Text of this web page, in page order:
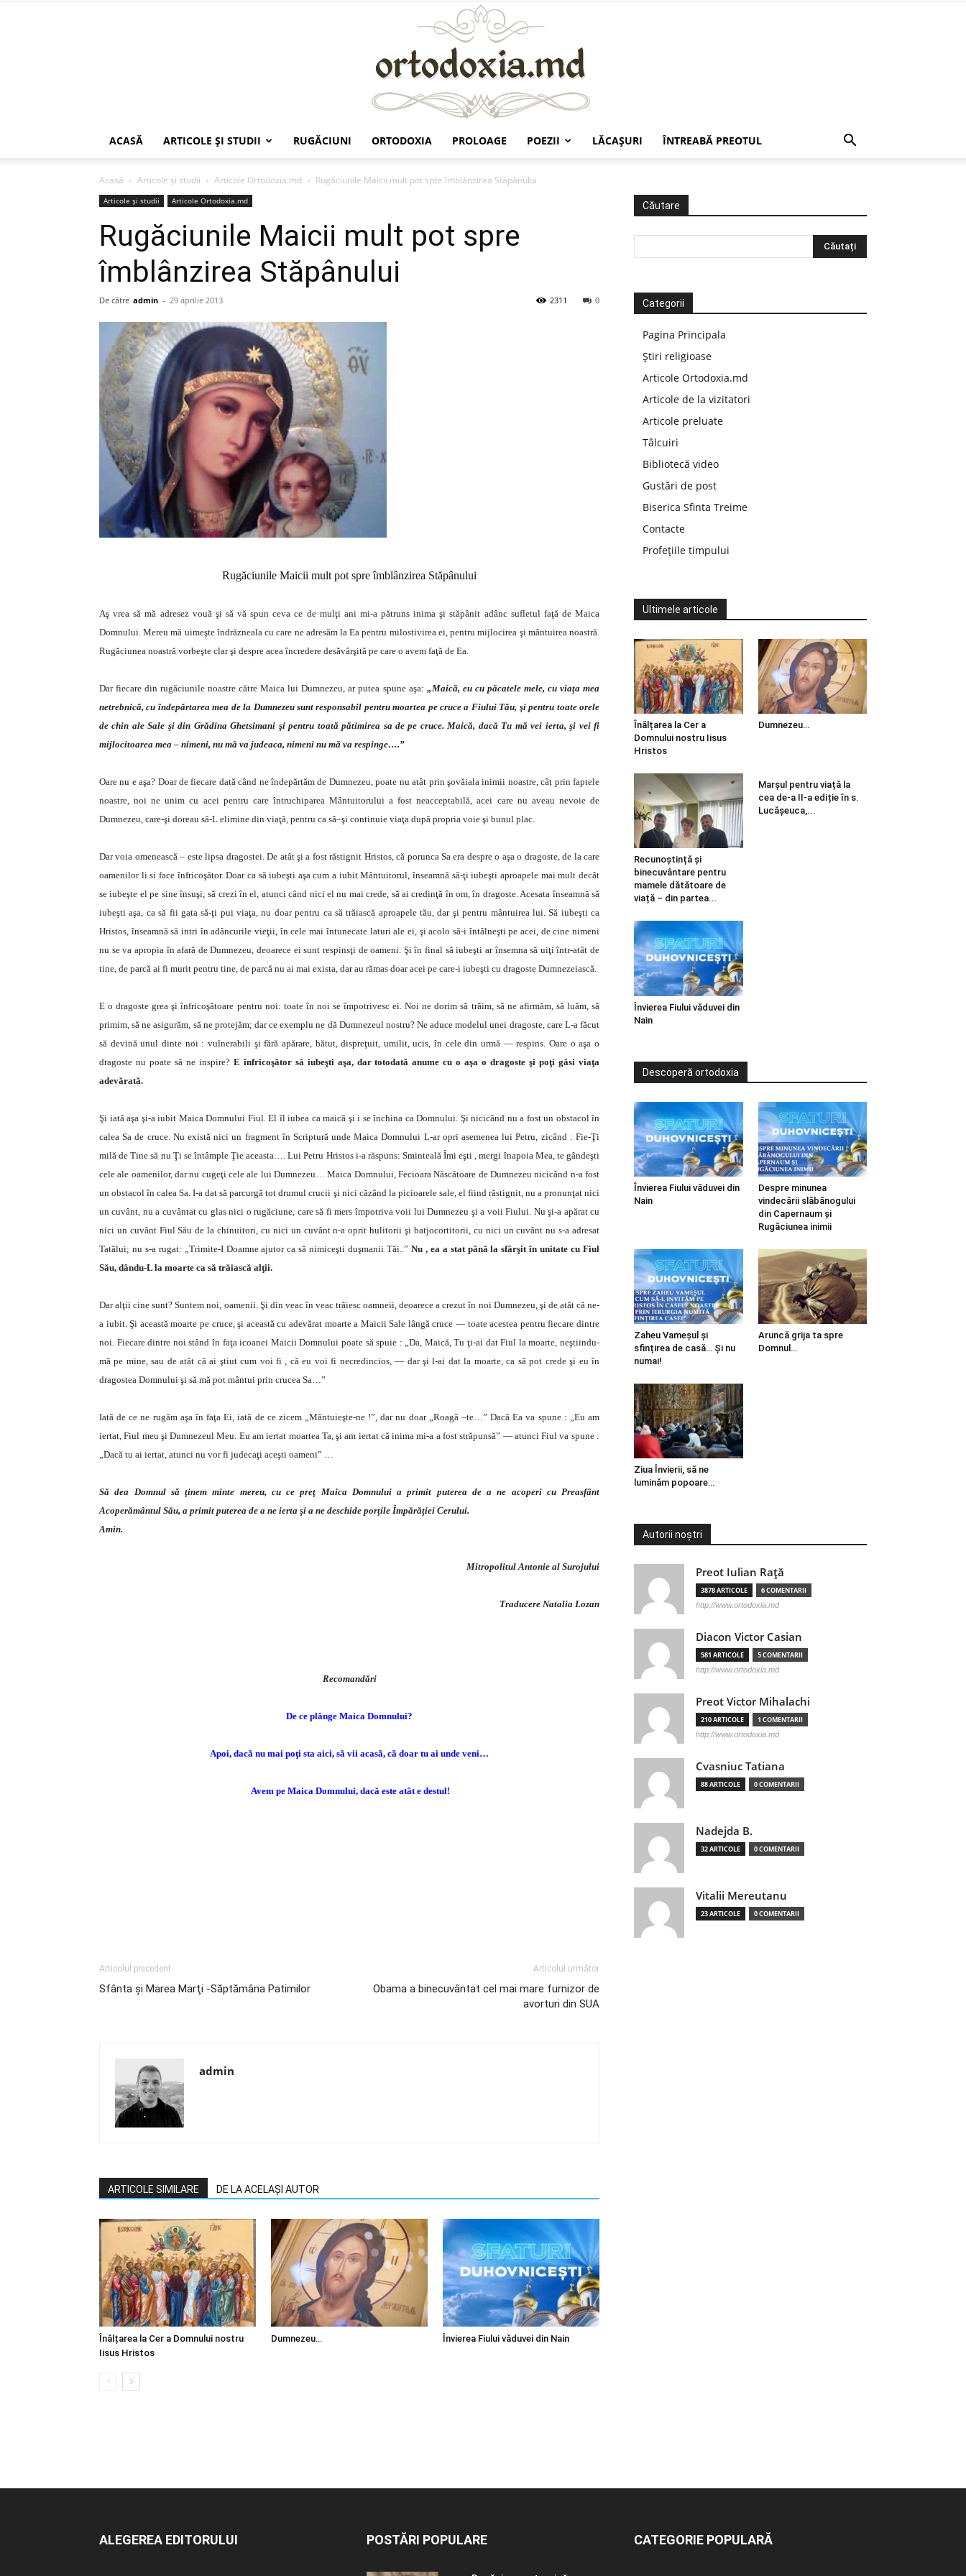
ACASĂ ARTICOLE ŞI STUDII RUGĂCIUNI ORTODOXIA PROLOAGE POEZII LĂCAŞURI ÎNTREABĂ PREOTUL
Acasă Articole şi studii Articole Ortodoxia.md Rugăciunile Maicii mult pot spre îmblânzirea Stăpânului
Articole şi studii Articole Ortodoxia.md
Rugăciunile Maicii mult pot spre
îmblânzirea Stăpânului
De către admin - 29 aprilie 2013 0
2311
Rugăciunile Maicii mult pot spre îmblânzirea Stăpânului
Aş vrea să mă adresez vouă şi să vă spun ceva ce de mulţi ani mi-a pătruns inima şi stăpânit adânc sufletul faţă de Maica
Domnului. Mereu mă uimeşte îndrăzneala cu care ne adresăm la Ea pentru milostivirea ei, pentru mijlocirea şi mântuirea noastră.
Rugăciunea noastră vorbeşte clar şi despre acea încredere desăvârşită pe care o avem faţă de Ea.
Dar fiecare din rugăciunile noastre către Maica lui Dumnezeu, ar putea spune aşa: „Maică, eu cu păcatele mele, cu viaţa mea
netrebnică, cu îndepărtarea mea de la Dumnezeu sunt responsabil pentru moartea pe cruce a Fiului Tău, şi pentru toate orele
de chin ale Sale şi din Grădina Ghetsimani şi pentru toată pătimirea sa de pe cruce. Maică, dacă Tu mă vei ierta, şi vei fi
mijlocitoarea mea – nimeni, nu mă va judeaca, nimeni nu mă va respinge….”
Oare nu e aşa? Doar de fiecare dată când ne îndepărtăm de Dumnezeu, poate nu atât prin şovăiala inimii noastre, cât prin faptele
noastre, noi ne unim cu acei pentru care întruchiparea Mântuitorului a fost neacceptabilă, acei care nu aveau nevoie de
Dumnezeu, care-şi doreau să-L elimine din viaţă, pentru ca să–şi continuie viaţa după propria voie şi bunul plac.
Dar voia omenească – este lipsa dragostei. De atât şi a fost răstignit Hristos, că porunca Sa era despre o aşa o dragoste, de la care
oamenilor li si face înfricoşător. Doar ca să iubeşti aşa cum a iubit Mântuitorul, înseamnă să-ţi iubeşti aproapele mai mult decât
se iubeşte el pe sine însuşi; să crezi în el, atunci când nici el nu mai crede, să ai credinţă în om, în dragoste. Acesata înseamnă să
iubeşti aşa, ca să fii gata să-ţi pui viaţa, nu doar pentru ca să trăiască aproapele tău, dar şi pentru mântuirea lui. Să iubeşti ca
Hristos, înseamnă să intri în adâncurile vieţii, în cele mai întunecate laturi ale ei, şi acolo să-i întâlneşti pe acei, de cine nimeni
nu se va apropia în afară de Dumnezeu, deoarece ei sunt respinsţi de oameni. Şi în final să iubeşti ar însemna să uiţi într-atât de
tine, de parcă ai fi murit pentru tine, de parcă nu ai mai exista, dar au rămas doar acei pe care-i iubeşti cu dragoste Dumnezeiască.
E o dragoste grea şi înfricoşătoare pentru noi: toate în noi se împotrivesc ei. Noi ne dorim să trăim, să ne afirmăm, să luăm, să
primim, să ne asigurăm, să ne protejăm; dar ce exemplu ne dă Dumnezeul nostru? Ne aduce modelul unei dragoste, care L-a făcut
să devină unul dinte noi : vulnerabili şi fără apărare, bătut, dispreţuit, umilit, ucis, în cele din urmă — respins. Oare o aşa o
dragoste nu poate să ne inspire?E înfricoşător să iubeşti aşa, dar totodată anume cu o aşa o dragoste şi poţi găsi viaţa
adevărată.
Şi iată aşa şi-a iubit Maica Domnului Fiul. El îl iubea ca maică şi i se închina ca Domnului. Şi nicicând nu a fost un obstacol în
calea Sa de cruce. Nu există nici un fragment în Scriptură unde Maica Domnului L-ar opri asemenea lui Petru, zicând : Fie-Ţi
milă de Tine să nu Ţi se întâmple Ţie aceasta…. Lui Petru Hristos i-a răspuns: Sminteală Îmi eşti , mergi înapoia Mea, te gândeşti
cele ale oamenilor, dar nu cugeţi cele ale lui Dumnezeu… Maica Domnului, Fecioara Născătoare de Dumnezeu nicicând n-a fost
un obstacol în calea Sa. I-a dat să parcurgă tot drumul crucii şi nici căzând la picioarele sale, el fiind răstignit, nu a pronunţat nici
un cuvânt, nu a cuvântat cu glas nici o rugăciune, care să fi mers împotriva voii lui Dumnezeu şi a voii Fiului. Nu şi-a apărat cu
nici un cuvânt Fiul Său de la chinuitori, cu nici un cuvânt n-a oprit hulitorii şi batjocortitorii, cu nici un cuvânt nu s-a adresat
Tatălui; nu s-a rugat: „Trimite-I Doamne ajutor ca să nimiceşti duşmanii Tăi..” Nu , ea a stat până la sfârşit în unitate cu Fiul
Său, dându-L la moarte ca să trăiască alţii.
Dar alţii cine sunt? Suntem noi, oamenii. Şi din veac în veac trăiesc oamneii, deoarece a crezut în noi Dumnezeu, şi de atât că ne-
a iubit. Şi această moarte pe cruce, şi această cu adevărat moarte a Maicii Sale lângă cruce — toate acestea pentru fiecare dintre
noi. Fiecare dintre noi stând în faţa icoanei Maicii Domnului poate să spuie : „Da, Maică, Tu ţi-ai dat Fiul la moarte, neştiindu-
mă pe mine, sau de atât că ai ştiut cum voi fi , că eu voi fi necredincios, — dar şi l-ai dat la moarte, ca să pot crede şi eu în
dragostea Domnului şi să mă pot mântui prin crucea Sa…”
Iată de ce ne rugăm aşa în faţa Ei, iată de ce zicem „Mântuieşte-ne !”, dar nu doar „Roagă –te…” Dacă Ea va spune : „Eu am
iertat, Fiul meu şi Dumnezeul Meu. Eu am iertat moartea Ta, şi am iertat că inima mi-a a fost străpunsă” — atunci Fiul va spune :
„Dacă tu ai iertat, atunci nu vor fi judecaţi aceşti oameni” …
Să dea Domnul să ţinem minte mereu, cu ce preţ Maica Domnului a primit puterea de a ne acoperi cu Preasfânt
Acoperământul Său, a primit puterea de a ne ierta şi a ne deschide porţile Împărăţiei Cerului.
Amin.
Mitropolitul Antonie al Surojului
Traducere Natalia Lozan
Recomandări
De ce plânge Maica Domnului?
Apoi, dacã nu mai poţi sta aici, sã vii acasã, cã doar tu ai unde veni…
Avem pe Maica Domnului, dacă este atât e destul!
Articolul precedent
Sfânta şi Marea Marţi -Săptămâna Patimilor
Articolul următor
Obama a binecuvântat cel mai mare furnizor de
avorturi din SUA
admin
ARTICOLE SIMILARE DE LA ACELAȘI AUTOR
Înălțarea la Cer a Domnului nostru
Iisus Hristos
Dumnezeu… Învierea Fiului văduvei din Nain
Căutare
Categorii
Pagina Principala
Știri religioase
Articole Ortodoxia.md
Articole de la vizitatori
Articole preluate
Tâlcuiri
Bibliotecă video
Gustări de post
Biserica Sfinta Treime
Contacte
Profețiile timpului
Ultimele articole
Înălțarea la Cer a
Domnului nostru Iisus
Hristos
Dumnezeu…
Recunoștință și
binecuvântare pentru
mamele dătătoare de
viață – din partea...
Marșul pentru viață la
cea de-a II-a ediție în s.
Lucășeuca,...
Învierea Fiului văduvei din
Nain
Descoperă ortodoxia
Învierea Fiului văduvei din
Nain
Despre minunea
vindecării slăbănogului
din Capernaum și
Rugăciunea inimii
Zaheu Vameșul și
sfințirea de casă… Și nu
numai!
Aruncă grija ta spre
Domnul…
Ziua Învierii, să ne
luminăm popoare…
Autorii noștri
Preot Iulian Raţă
3878 ARTICOLE 6 COMENTARII
http://www.ortodoxia.md
Diacon Victor Casian
581 ARTICOLE 5 COMENTARII
http://www.ortodoxia.md
Preot Victor Mihalachi
210 ARTICOLE 1 COMENTARII
http://www.ortodoxia.md
Cvasniuc Tatiana
88 ARTICOLE 0 COMENTARII
Nadejda B.
32 ARTICOLE 0 COMENTARII
Vitalii Mereutanu
23 ARTICOLE 0 COMENTARII
ALEGEREA EDITORULUI POSTĂRI POPULARE CATEGORIE POPULARĂ